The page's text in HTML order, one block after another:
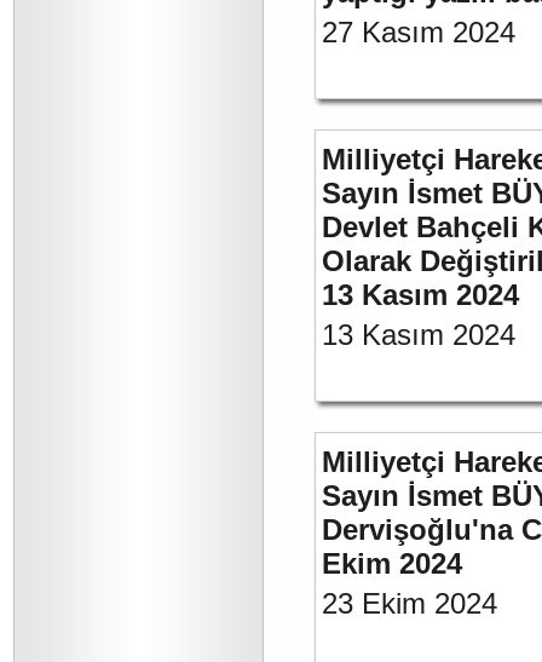
27 Kasım 2024
Milliyetçi
Sayın İsmet
Devlet Bahçeli
Olarak
13 Kasım 2024
13 Kasım 2024
Milliyetçi
Sayın İsmet
Dervişoğlu'na
Ekim 2024
23 Ekim 2024